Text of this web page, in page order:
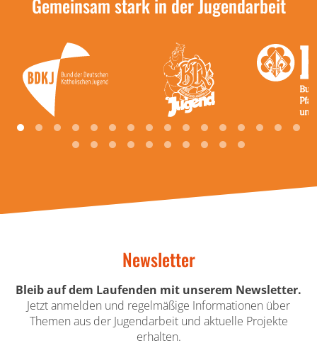
Gemeinsam stark in der Jugendarbeit
Newsletter
Bleib auf dem Laufenden mit unserem Newsletter.
Jetzt anmelden und regelmäßige Informationen über
Themen aus der Jugendarbeit und aktuelle Projekte
erhalten.